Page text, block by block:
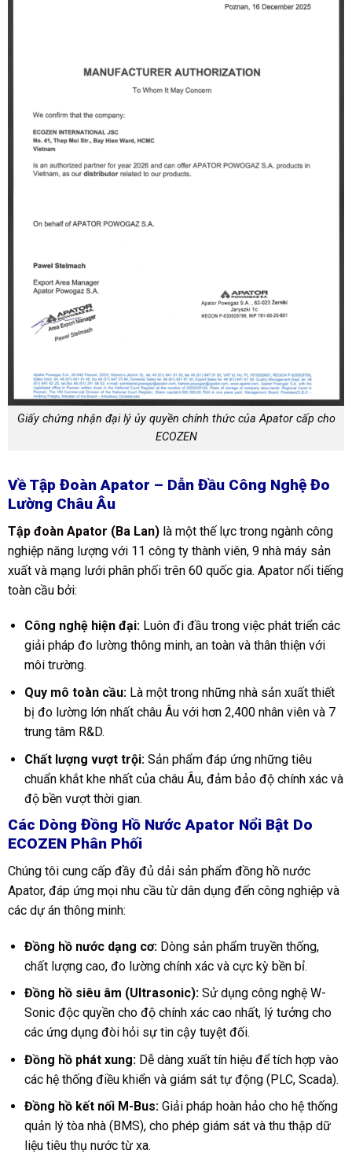
Giấy chứng nhận đại lý ủy quyền chính thức của Apator cấp cho
ECOZEN
Về Tập Đoàn Apator – Dẫn Đầu Công Nghệ Đo
Lường Châu Âu
Tập đoàn Apator (Ba Lan) là một thế lực trong ngành công
nghiệp năng lượng với 11 công ty thành viên, 9 nhà máy sản
xuất và mạng lưới phân phối trên 60 quốc gia. Apator nổi tiếng
toàn cầu bởi:
Công nghệ hiện đại:Luôn đi đầu trong việc phát triển các
giải pháp đo lường thông minh, an toàn và thân thiện với
môi trường.
Quy mô toàn cầu:Là một trong những nhà sản xuất thiết
bị đo lường lớn nhất châu Âu với hơn 2,400 nhân viên và 7
trung tâm R&D.
Chất lượng vượt trội:Sản phẩm đáp ứng những tiêu
chuẩn khắt khe nhất của châu Âu, đảm bảo độ chính xác và
độ bền vượt thời gian.
Các Dòng Đồng Hồ Nước Apator Nổi Bật Do
ECOZEN Phân Phối
Chúng tôi cung cấp đầy đủ dải sản phẩm đồng hồ nước
Apator, đáp ứng mọi nhu cầu từ dân dụng đến công nghiệp và
các dự án thông minh:
Đồng hồ nước dạng cơ:Dòng sản phẩm truyền thống,
chất lượng cao, đo lường chính xác và cực kỳ bền bỉ.
Đồng hồ siêu âm (Ultrasonic):Sử dụng công nghệ W-
Sonic độc quyền cho độ chính xác cao nhất, lý tưởng cho
các ứng dụng đòi hỏi sự tin cậy tuyệt đối.
Đồng hồ phát xung:Dễ dàng xuất tín hiệu để tích hợp vào
các hệ thống điều khiển và giám sát tự động (PLC, Scada).
Đồng hồ kết nối M-Bus:Giải pháp hoàn hảo cho hệ thống
quản lý tòa nhà (BMS), cho phép giám sát và thu thập dữ
liệu tiêu thụ nước từ xa.